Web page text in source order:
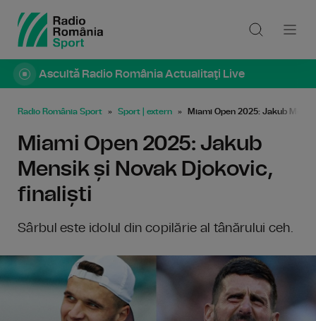
Ascultă Radio România Actualitaţi Live
Radio România Sport Sport | extern Miami Open 2025: Jakub
Miami Open 2025: Jakub
Mensik și Novak Djokovic,
finaliști
Sârbul este idolul din copilărie al tânărului ceh.